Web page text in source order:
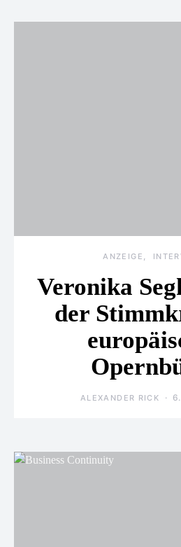
ANZEIGE
Veronika
der
ALEXANDER RICK